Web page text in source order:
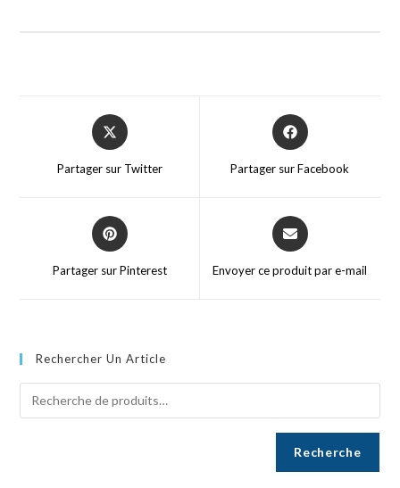
Partager sur Twitter Partager sur Facebook
Partager sur Pinterest Envoyer ce produit par e-mail
Rechercher Un Article
Recherche